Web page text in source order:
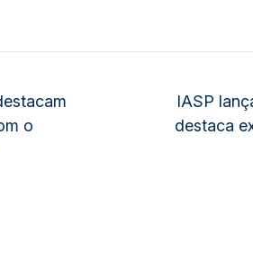
o
IASP
destaca